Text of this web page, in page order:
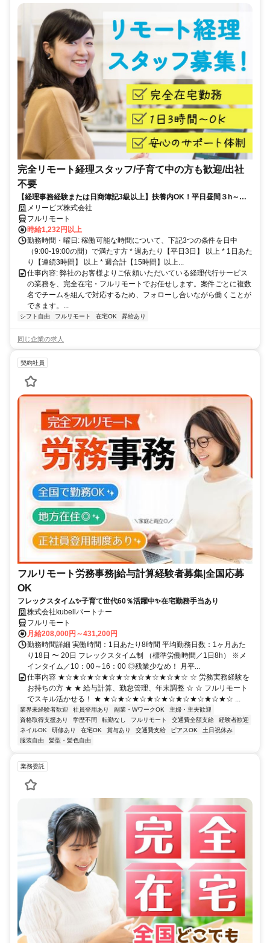
完全リモート経理スタッフ/子育て中の方も歓迎/出社
不要
【経理事務経験または日商簿記3級以上】扶養内OK！平日昼間３h～。
完全在宅で育児・介護中の方も大歓迎♪
メリービズ株式会社
フルリモート
時給1,232円以上
勤務時間・曜日: 稼働可能な時間について、下記3つの条件を日中
（9:00-19:00の間）で満たす方 * 週あたり【平日3日】 以上 * 1日あた
り【連続3時間】 以上 * 週合計【15時間】以上...
仕事内容: 弊社のお客様よりご依頼いただいている経理代行サービス
の業務を、完全在宅・フルリモートでお任せします。案件ごとに複数
名でチームを組んで対応するため、フォローし合いながら働くことが
できます。...
シフト自由 フルリモート 在宅OK 昇給あり
同じ企業の求人
契約社員
フルリモート労務事務|給与計算経験者募集|全国応募
OK
フレックスタイム✨子育て世代60％活躍中✨在宅勤務手当あり
株式会社kubellパートナー
フルリモート
月給208,000円～431,200円
勤務時間詳細 実働時間：1日あたり8時間 平均勤務日数：1ヶ月あた
り18日 〜 20日 フレックスタイム制 （標準労働時間／1日8h） ※メ
インタイム／10：00～16：00 ◎残業少なめ！ 月平...
仕事内容 ★☆★☆★☆★☆★☆★☆★☆★☆★☆ ☆ 労務実務経験を
お持ちの方 ★ ★ 給与計算、勤怠管理、年末調整 ☆ ☆ フルリモート
でスキル活かせる！ ★ ★☆★☆★☆★☆★☆★☆★☆★☆★☆ ...
業界未経験者歓迎 社員登用あり 副業・WワークOK
主婦・主夫歓迎
資格取得支援あり
学歴不問 転勤なし フルリモート 交通費全額支給
経験者歓迎
ネイルOK
研修あり 在宅OK 賞与あり 交通費支給 ピアスOK
土日祝休み
服装自由
髪型・髪色自由
業務委託